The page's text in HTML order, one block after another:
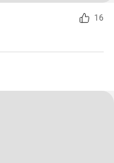
16